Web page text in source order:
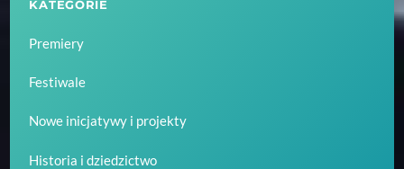
KATEGORIE
Premiery
Festiwale
Nowe inicjatywy i projekty
Historia i dziedzictwo